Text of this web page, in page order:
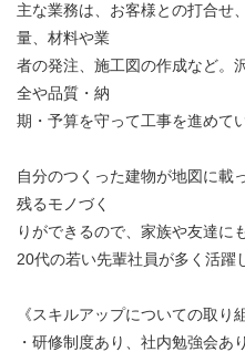
主な業務は、お客様との打合せ
量、材料や業
者の発注、施工図の作成など。
全や品質・納
期・予算を守って工事を進めて
自分のつくった建物が地図に載
残るモノづく
りができるので、家族や友達に
20代の若い先輩社員が多く活躍
《スキルアップについての取り
・研修制度あり、社内勉強会あり